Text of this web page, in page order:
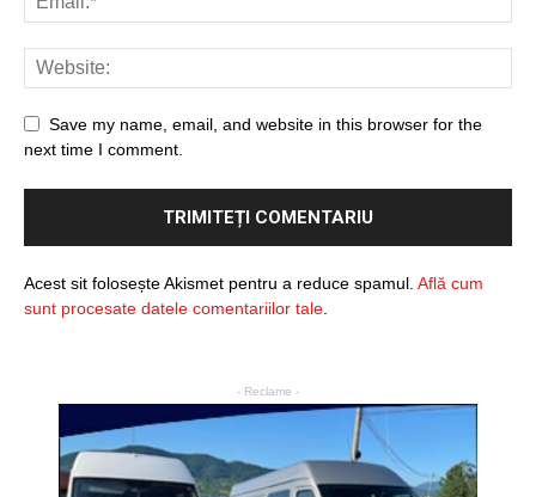
Save my name, email, and website in this browser for the
next time I comment.
Acest sit folosește Akismet pentru a reduce spamul. Află cum
sunt procesate datele comentariilor tale
- Reclame -